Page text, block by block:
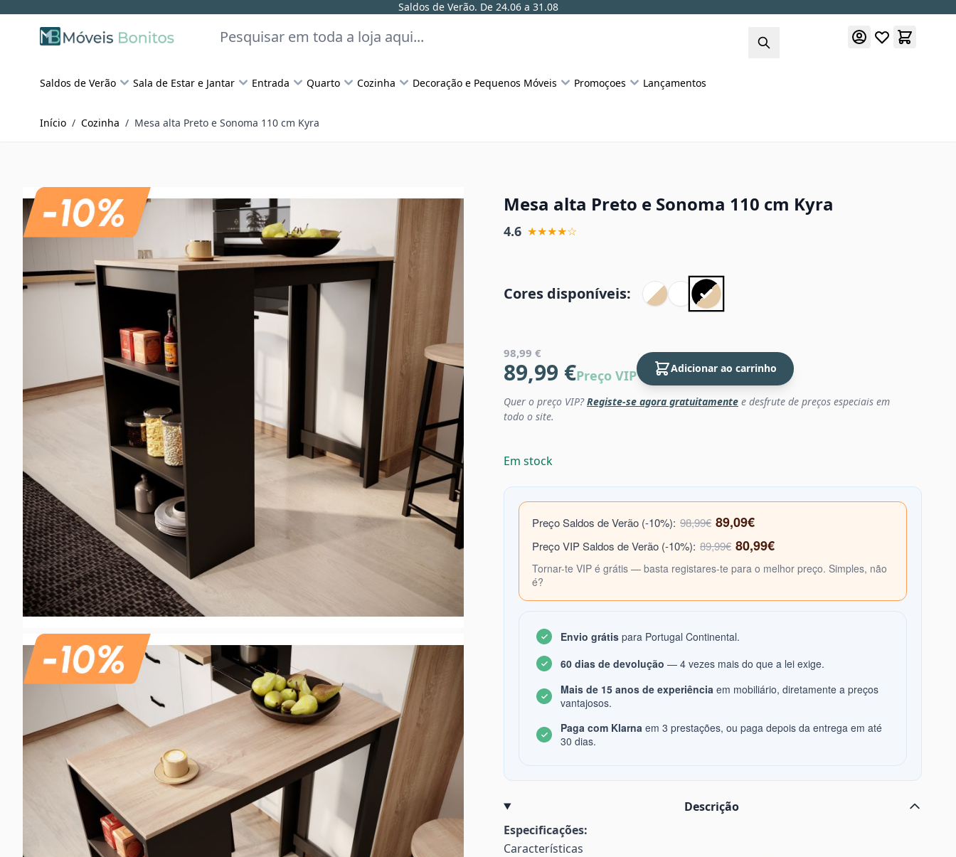
Saldos de Verão. De 24.06 a 31.08
Skip to Content
Pesquisar
Saldos de Verão Sala de Estar e Jantar Entrada Quarto Cozinha Decoração e Pequenos Móveis Promoçoes Lançamentos
Início / Cozinha / Mesa alta Preto e Sonoma 110 cm Kyra
Mesa alta Preto e Sonoma 110 cm Kyra
4.6 ★★★★☆
Cores disponíveis:
98,99 €
89,99 €Preço VIP Adicionar ao carrinho
Quer o preço VIP?Registe-se agora gratuitamente e desfrute de preços especiais em
todo o site.
Em stock
Preço Saldos de Verão (-10%): 98,99€ 89,09€
Preço VIP Saldos de Verão (-10%): 89,99€ 80,99€
Tornar-te VIP é grátis — basta registares-te para o melhor preço. Simples, não
é?
Envio grátis para Portugal Continental.
60 dias de devolução — 4 vezes mais do que a lei exige.
Mais de 15 anos de experiência em mobiliário, diretamente a preços
vantajosos.
Paga com Klarna em 3 prestações, ou paga depois da entrega em até
30 dias.
Descrição
Especificações:
Características